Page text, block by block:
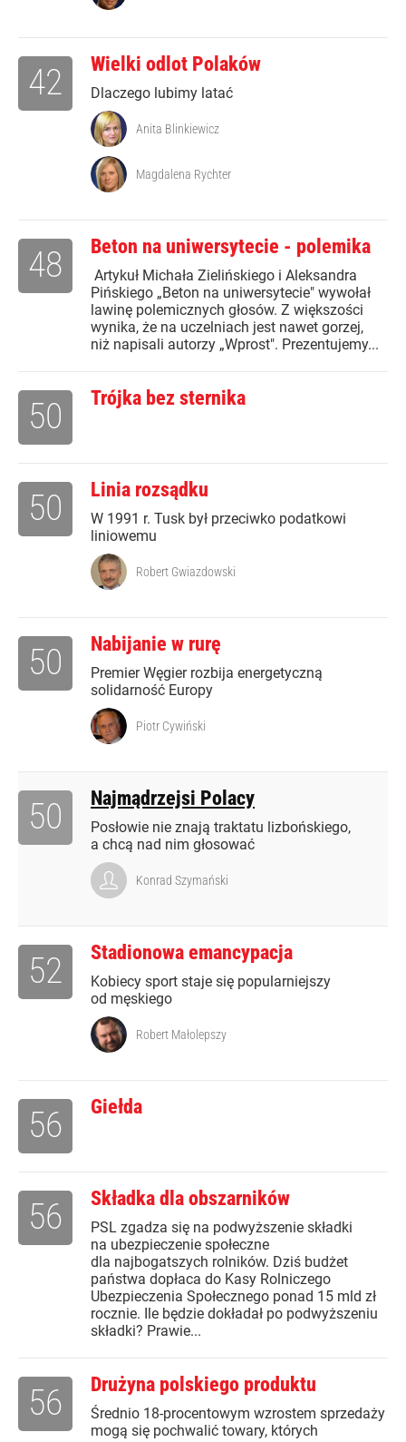
Wielki odlot Polaków
Dlaczego lubimy latać
42
Anita Blinkiewicz
Magdalena Rychter
Beton na uniwersytecie - polemika
Artykuł Michała Zielińskiego i Aleksandra
Pińskiego „Beton na uniwersytecie" wywołał
lawinę polemicznych głosów. Z większości
wynika, że na uczelniach jest nawet gorzej,
niż napisali autorzy „Wprost". Prezentujemy...
48
Trójka bez sternika
50
Linia rozsądku
W 1991 r. Tusk był przeciwko podatkowi
liniowemu
50
Robert Gwiazdowski
Nabijanie w rurę
Premier Węgier rozbija energetyczną
solidarność Europy
50
Piotr Cywiński
Najmądrzejsi Polacy
Posłowie nie znają traktatu lizbońskiego,
a chcą nad nim głosować
50
Konrad Szymański
Stadionowa emancypacja
Kobiecy sport staje się popularniejszy
od męskiego
52
Robert Małolepszy
Giełda
56
Składka dla obszarników
PSL zgadza się na podwyższenie składki
na ubezpieczenie społeczne
dla najbogatszych rolników. Dziś budżet
państwa dopłaca do Kasy Rolniczego
Ubezpieczenia Społecznego ponad 15 mld zł
rocznie. Ile będzie dokładał po podwyższeniu
składki? Prawie...
56
Drużyna polskiego produktu
Średnio 18-procentowym wzrostem sprzedaży
mogą się pochwalić towary, których
56